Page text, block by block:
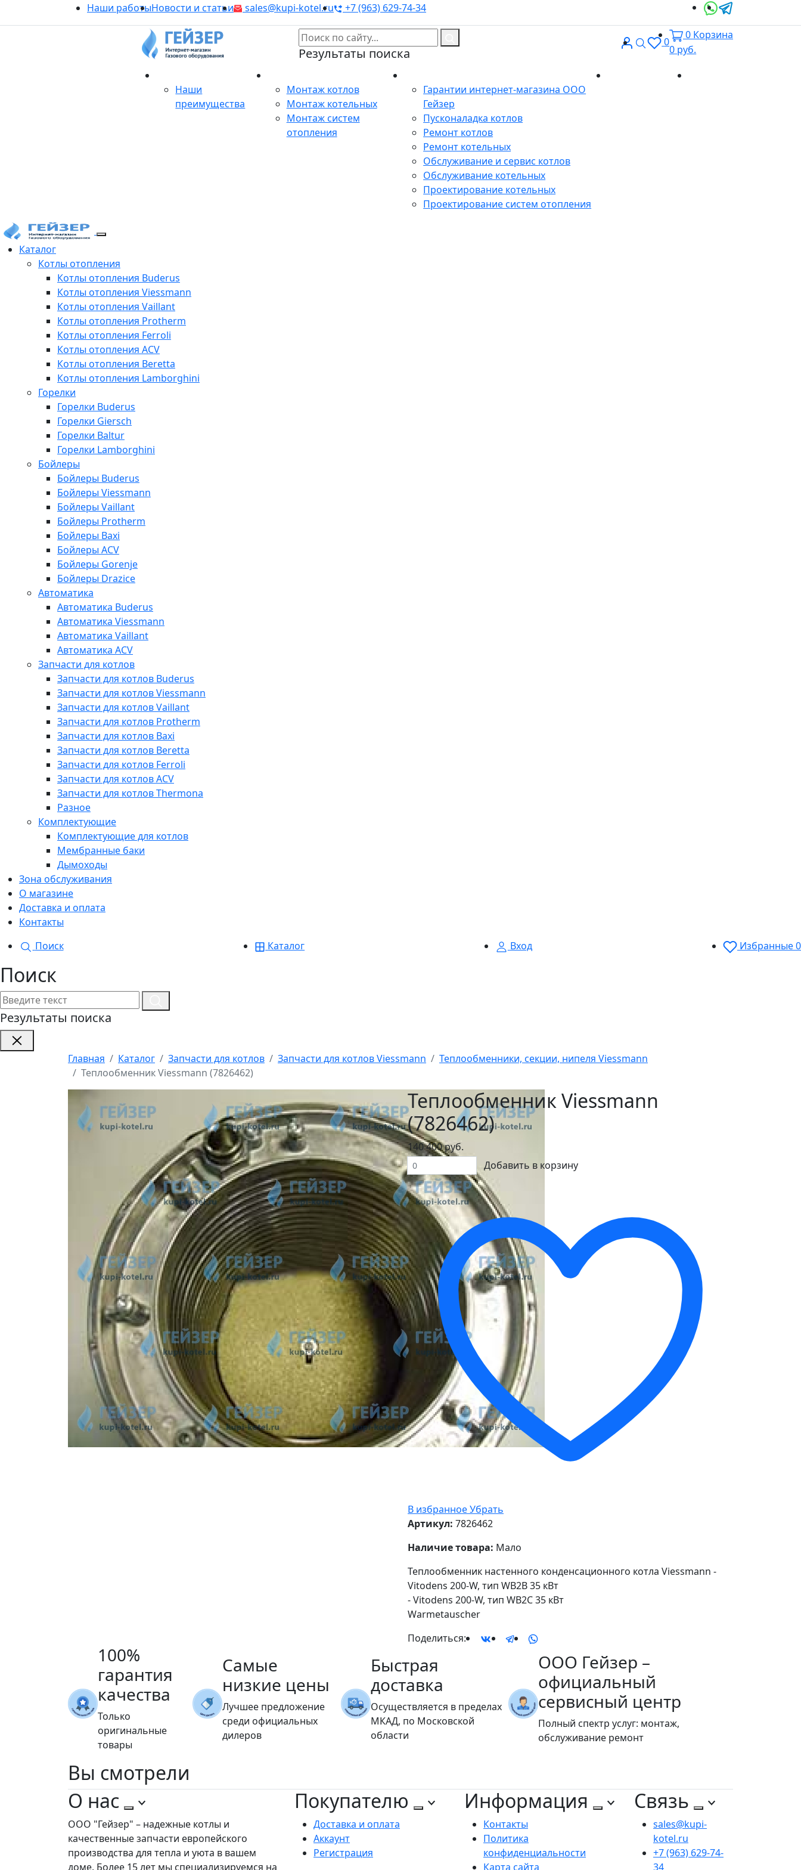
Наши работыНовости и статьи sales@kupi-kotel.ru +7 (963) 629-74-34
Результаты поиска
ВходПоиск
0
0 Корзина
0 руб.
Наши
преимущества
Монтаж котлов
Монтаж котельных
Монтаж систем
отопления
Гарантии интернет-магазина ООО
Гейзер
Пусконаладка котлов
Ремонт котлов
Ремонт котельных
Обслуживание и сервис котлов
Обслуживание котельных
Проектирование котельных
Проектирование систем отопления
Каталог
Котлы отопления
Котлы отопления Buderus
Котлы отопления Viessmann
Котлы отопления Vaillant
Котлы отопления Protherm
Котлы отопления Ferroli
Котлы отопления ACV
Котлы отопления Beretta
Котлы отопления Lamborghini
Горелки
Горелки Buderus
Горелки Giersch
Горелки Baltur
Горелки Lamborghini
Бойлеры
Бойлеры Buderus
Бойлеры Viessmann
Бойлеры Vaillant
Бойлеры Protherm
Бойлеры Baxi
Бойлеры ACV
Бойлеры Gorenje
Бойлеры Drazice
Автоматика
Автоматика Buderus
Автоматика Viessmann
Автоматика Vaillant
Автоматика ACV
Запчасти для котлов
Запчасти для котлов Buderus
Запчасти для котлов Viessmann
Запчасти для котлов Vaillant
Запчасти для котлов Protherm
Запчасти для котлов Baxi
Запчасти для котлов Beretta
Запчасти для котлов Ferroli
Запчасти для котлов ACV
Запчасти для котлов Thermona
Разное
Комплектующие
Комплектующие для котлов
Мембранные баки
Дымоходы
Зона обслуживания
О магазине
Доставка и оплата
Контакты
Поиск
Каталог Вход Избранные0
Поиск
Результаты поиска
Главная Каталог Запчасти для котлов Запчасти для котлов Viessmann
Теплообменники, секции, нипеля Viessmann
Теплообменник Viessmann (7826462)
Теплообменник Viessmann
(7826462)
140 400 руб.
Добавить в корзину
В избранноеУбрать
Артикул: 7826462
Наличие товара: Мало
Теплообменник настенного конденсационного котла Viessmann -
Vitodens 200-W, тип WB2B 35 кВт
- Vitodens 200-W, тип WB2C 35 кВт
Warmetauscher
Поделиться:
100%
гарантия
качества
Только
оригинальные
товары
Самые
низкие цены
Лучшее предложение
среди официальных
дилеров
Быстрая
доставка
Осуществляется в пределах
МКАД, по Московской
области
ООО Гейзер –
официальный
сервисный центр
Полный спектр услуг: монтаж,
обслуживание ремонт
Вы смотрели
О нас
ООО "Гейзер" – надежные котлы и
качественные запчасти европейского
производства для тепла и уюта в вашем
доме. Более 15 лет мы специализируемся на
Покупателю
Доставка и оплата
Аккаунт
Регистрация
Информация
Контакты
Политика
конфиденциальности
Карта сайта
Связь
sales@kupi-
kotel.ru
+7 (963) 629-74-
34